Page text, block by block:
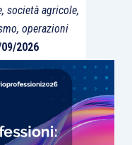
società agricole,
operazioni
2026